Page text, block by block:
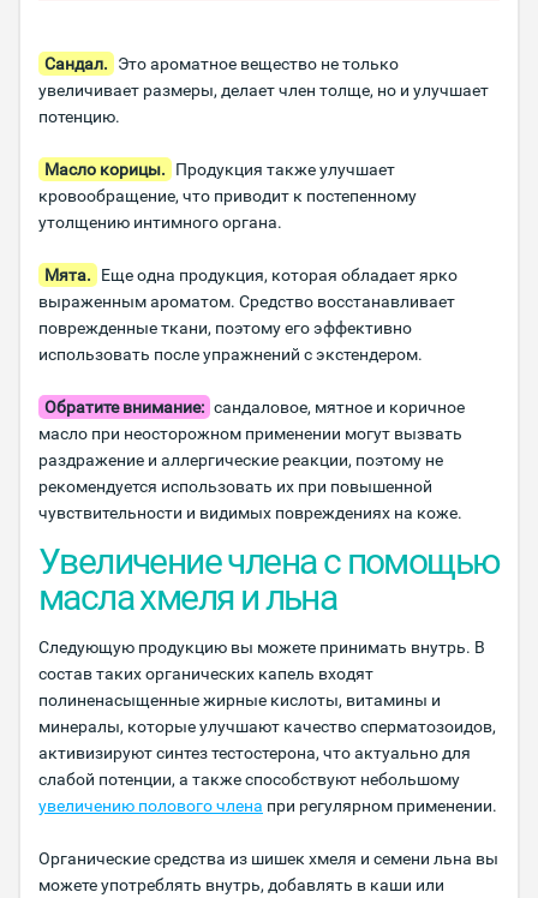
Сандал.
Это ароматное вещество не только
увеличивает размеры, делает член толще, но и улучшает
потенцию.
Масло корицы.
Продукция также улучшает
кровообращение, что приводит к постепенному
утолщению интимного органа.
Мята.
Еще одна продукция, которая обладает ярко
выраженным ароматом. Средство восстанавливает
поврежденные ткани, поэтому его эффективно
использовать после упражнений с экстендером.
Обратите внимание: сандаловое, мятное и коричное
масло при неосторожном применении могут вызвать
раздражение и аллергические реакции, поэтому не
рекомендуется использовать их при повышенной
чувствительности и видимых повреждениях на коже.
Увеличение члена с помощью
масла хмеля и льна
Следующую продукцию вы можете принимать внутрь. В
состав таких органических капель входят
полиненасыщенные жирные кислоты, витамины и
минералы, которые улучшают качество сперматозоидов,
активизируют синтез тестостерона, что актуально для
слабой потенции, а также способствуют небольшому
увеличению полового члена при регулярном применении.
Органические средства из шишек хмеля и семени льна вы
можете употреблять внутрь, добавлять в каши или